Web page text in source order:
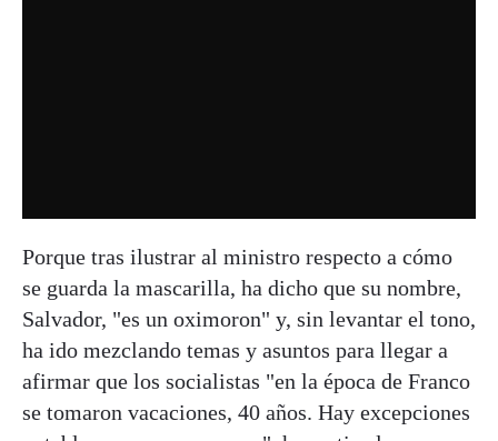
Porque tras ilustrar al ministro respecto a cómo
se guarda la mascarilla, ha dicho que su nombre,
Salvador, "es un oximoron" y, sin levantar el tono,
ha ido mezclando temas y asuntos para llegar a
afirmar que los socialistas "en la época de Franco
se tomaron vacaciones, 40 años. Hay excepciones